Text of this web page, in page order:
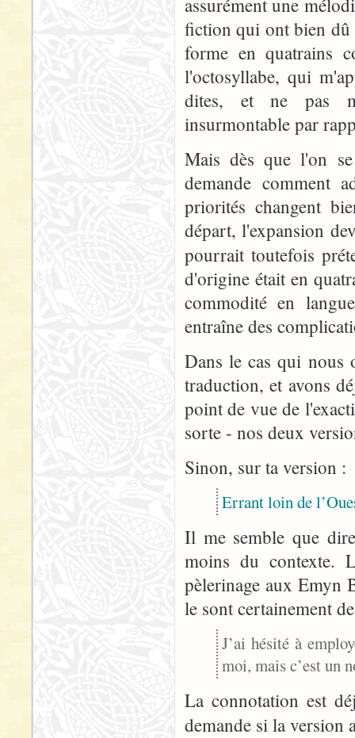
assurément une
fiction qui ont bien dû
forme en quatrains
l'octosyllabe, qui
dites, et ne pas
insurmontable par
Mais dès que l'on
demande comment
priorités changent
départ, l'expansion
pourrait toutefois
d'origine était en
commodité en
entraîne des
Dans le cas qui nous
traduction, et avons
point de vue de
sorte - nos deux
Sinon, sur ta version :
Errant loin de
Il me semble que
moins du contexte.
pèlerinage aux Emyn
le sont certainement
J’ai hésité à
moi, mais c’est un
La connotation est
demande si la version